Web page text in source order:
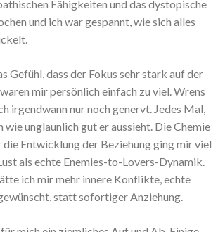
Fähigkeiten und das dystopische
und ich war gespannt, wie sich alles
Gefühl, dass der Fokus sehr stark auf der
mir persönlich einfach zu viel. Wrens
irgendwann nur noch genervt. Jedes Mal,
wie unglaunlich gut er aussieht. Die Chemie
Entwicklung der Beziehung ging mir viel
als echte Enemies-to-Lovers-Dynamik.
ich mir mehr innere Konflikte, echte
statt sofortiger Anziehung.